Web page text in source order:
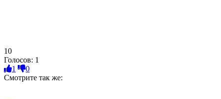
10
Голосов: 1
1
0
Смотрите так же: